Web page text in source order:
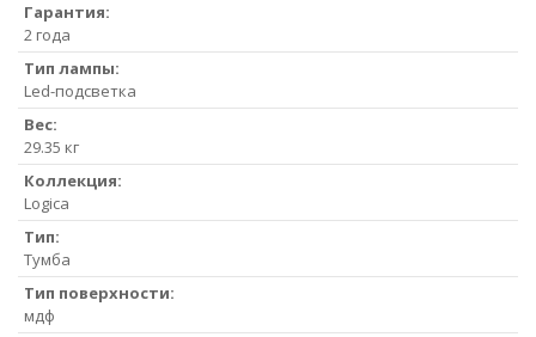
Гарантия:
2 года
Тип лампы:
Led-подсветка
Вес:
29.35 кг
Коллекция:
Logica
Тип:
Тумба
Тип поверхности:
мдф